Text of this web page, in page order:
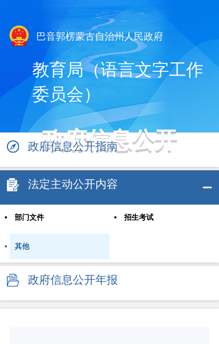
巴音郭楞蒙古自治州人民政府
教育局（语言文字工作
委员会）
政府信息公开
政府信息公开指南
法定主动公开内容
部门文件 招生考试
其他
政府信息公开年报